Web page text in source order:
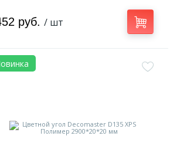
руб./ шт